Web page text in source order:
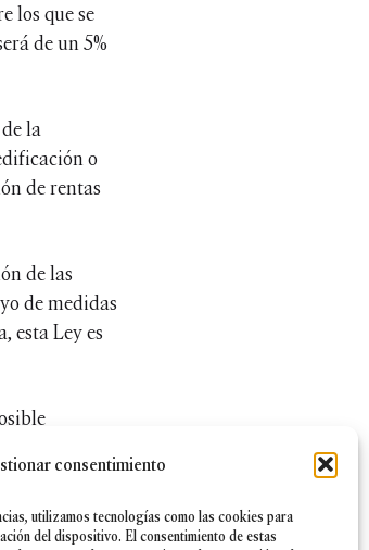
consentimiento
utilizamos tecnologías como las cookies para
del dispositivo. El consentimiento de estas
los que se
de un 5%
la
o
de rentas
de las
de medidas
esta Ley es
y la
superan
Española.